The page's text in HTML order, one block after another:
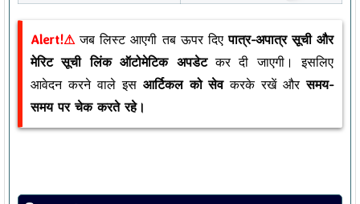
Alert!⚠जब लिस्ट आएगी तब ऊपर दिएपात्र-अपात्र सूची और
मेरिट सूची लिंक ऑटोमेटिक अपडेटकर दी जाएगी। इसलिए
आवेदन करने वाले इस आर्टिकल को सेवकरके रखें औरसमय-
समय पर चेक करते रहे।